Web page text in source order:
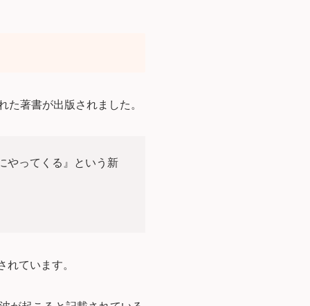
著書が出版されました。
やってくる』という新
ています。